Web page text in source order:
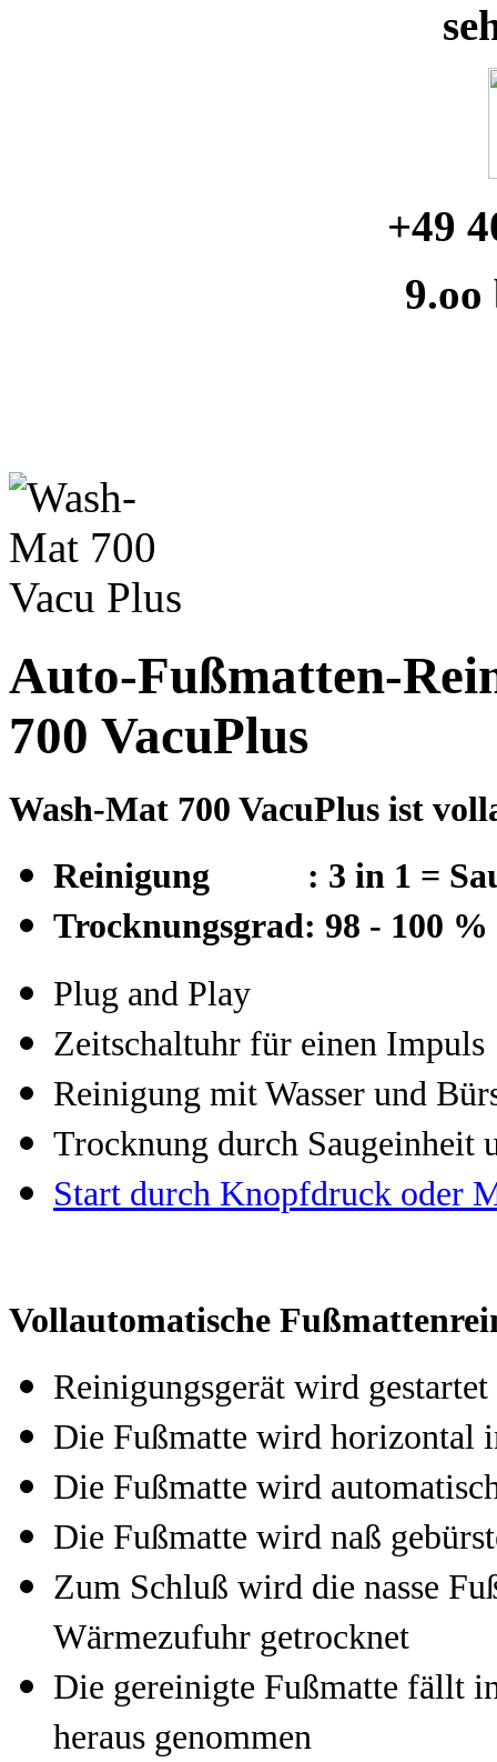
+49
9.oo
Auto-Fußmatten-
700 VacuPlus
Wash-Mat 700 VacuPlus ist
Reinigung : 3 in 1 =
Trocknungsgrad: 98 - 100
Plug and Play
Zeitschaltuhr für einen Impuls
Reinigung mit Wasser und
Trocknung durch Saugeinheit
Start durch Knopfdruck oder
Vollautomatische
Reinigungsgerät wird gestartet
Die Fußmatte wird horizontal
Die Fußmatte wird
Die Fußmatte wird naß
Zum Schluß wird die nasse
Wärmezufuhr getrocknet
Die gereinigte Fußmatte fällt
heraus genommen